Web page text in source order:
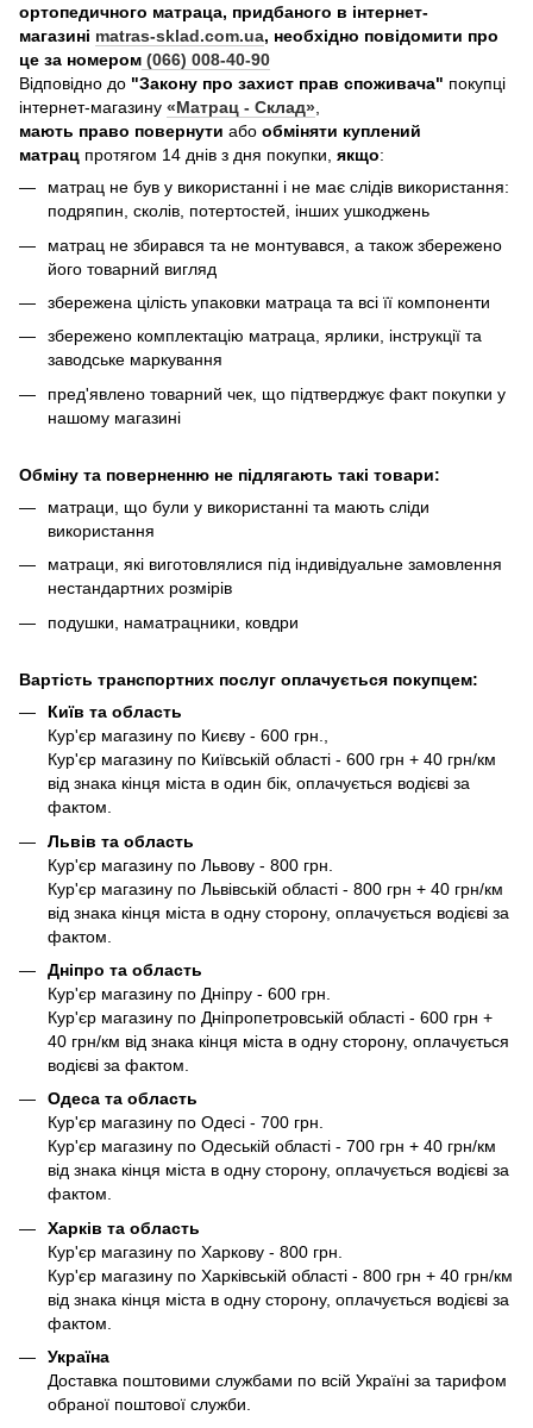
ортопедичного матраца, придбаного в інтернет-
магазині matras-sklad.com.ua, необхідно повідомити про
це за номером (066) 008-40-90
Відповідно до "Закону про захист прав споживача" покупці
інтернет-магазину «Матрац - Склад»
мають право повернути або обміняти куплений
матрац протягом 14 днів з дня покупки, якщо:
матрац не був у використанні і не має слідів використання:
подряпин, сколів, потертостей, інших ушкоджень
матрац не збирався та не монтувався, а також збережено
його товарний вигляд
збережена цілість упаковки матраца та всі її компоненти
збережено комплектацію матраца, ярлики, інструкції та
заводське маркування
пред'явлено товарний чек, що підтверджує факт покупки у
нашому магазині
Обміну та поверненню не підлягають такі товари:
матраци, що були у використанні та мають сліди
використання
матраци, які виготовлялися під індивідуальне замовлення
нестандартних розмірів
подушки, наматрацники, ковдри
Вартість транспортних послуг оплачується покупцем:
Київ та область
Кур'єр магазину по Києву - 600 грн.,
Кур'єр магазину по Київській області - 600 грн + 40 грн/км
від знака кінця міста в один бік, оплачується водієві за
фактом.
Львів та область
Кур'єр магазину по Львову - 800 грн.
Кур'єр магазину по Львівській області - 800 грн + 40 грн/км
від знака кінця міста в одну сторону, оплачується водієві за
фактом.
Дніпро та область
Кур'єр магазину по Дніпру - 600 грн.
Кур'єр магазину по Дніпропетровській області - 600 грн +
40 грн/км від знака кінця міста в одну сторону, оплачується
водієві за фактом.
Одеса та область
Кур'єр магазину по Одесі - 700 грн.
Кур'єр магазину по Одеській області - 700 грн + 40 грн/км
від знака кінця міста в одну сторону, оплачується водієві за
фактом.
Харків та область
Кур'єр магазину по Харкову - 800 грн.
Кур'єр магазину по Харківській області - 800 грн + 40 грн/км
від знака кінця міста в одну сторону, оплачується водієві за
фактом.
Україна
Доставка поштовими службами по всій Україні за тарифом
обраної поштової служби.